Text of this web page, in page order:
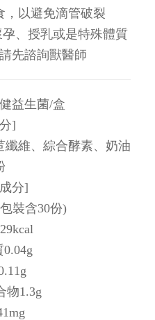
，以避免滴管破裂
、授乳或是特殊體質
先諮詢獸醫師
益生菌/盒
]
維、綜合酵素、奶油
分]
裝含30份)
物1.3g